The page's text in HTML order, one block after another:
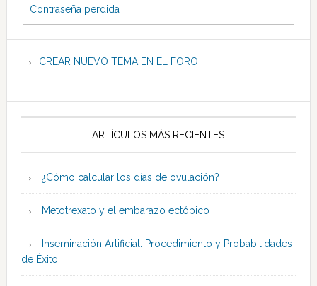
Contraseña perdida
CREAR NUEVO TEMA EN EL FORO
ARTÍCULOS MÁS RECIENTES
¿Cómo calcular los días de ovulación?
Metotrexato y el embarazo ectópico
Inseminación Artificial: Procedimiento y Probabilidades
de Éxito